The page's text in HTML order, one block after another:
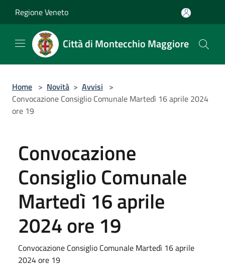
Regione Veneto
Città di Montecchio Maggiore
Home > Novità > Avvisi >
Convocazione Consiglio Comunale Martedì 16 aprile 2024
ore 19
Convocazione
Consiglio Comunale
Martedì 16 aprile
2024 ore 19
Convocazione Consiglio Comunale Martedì 16 aprile
2024 ore 19